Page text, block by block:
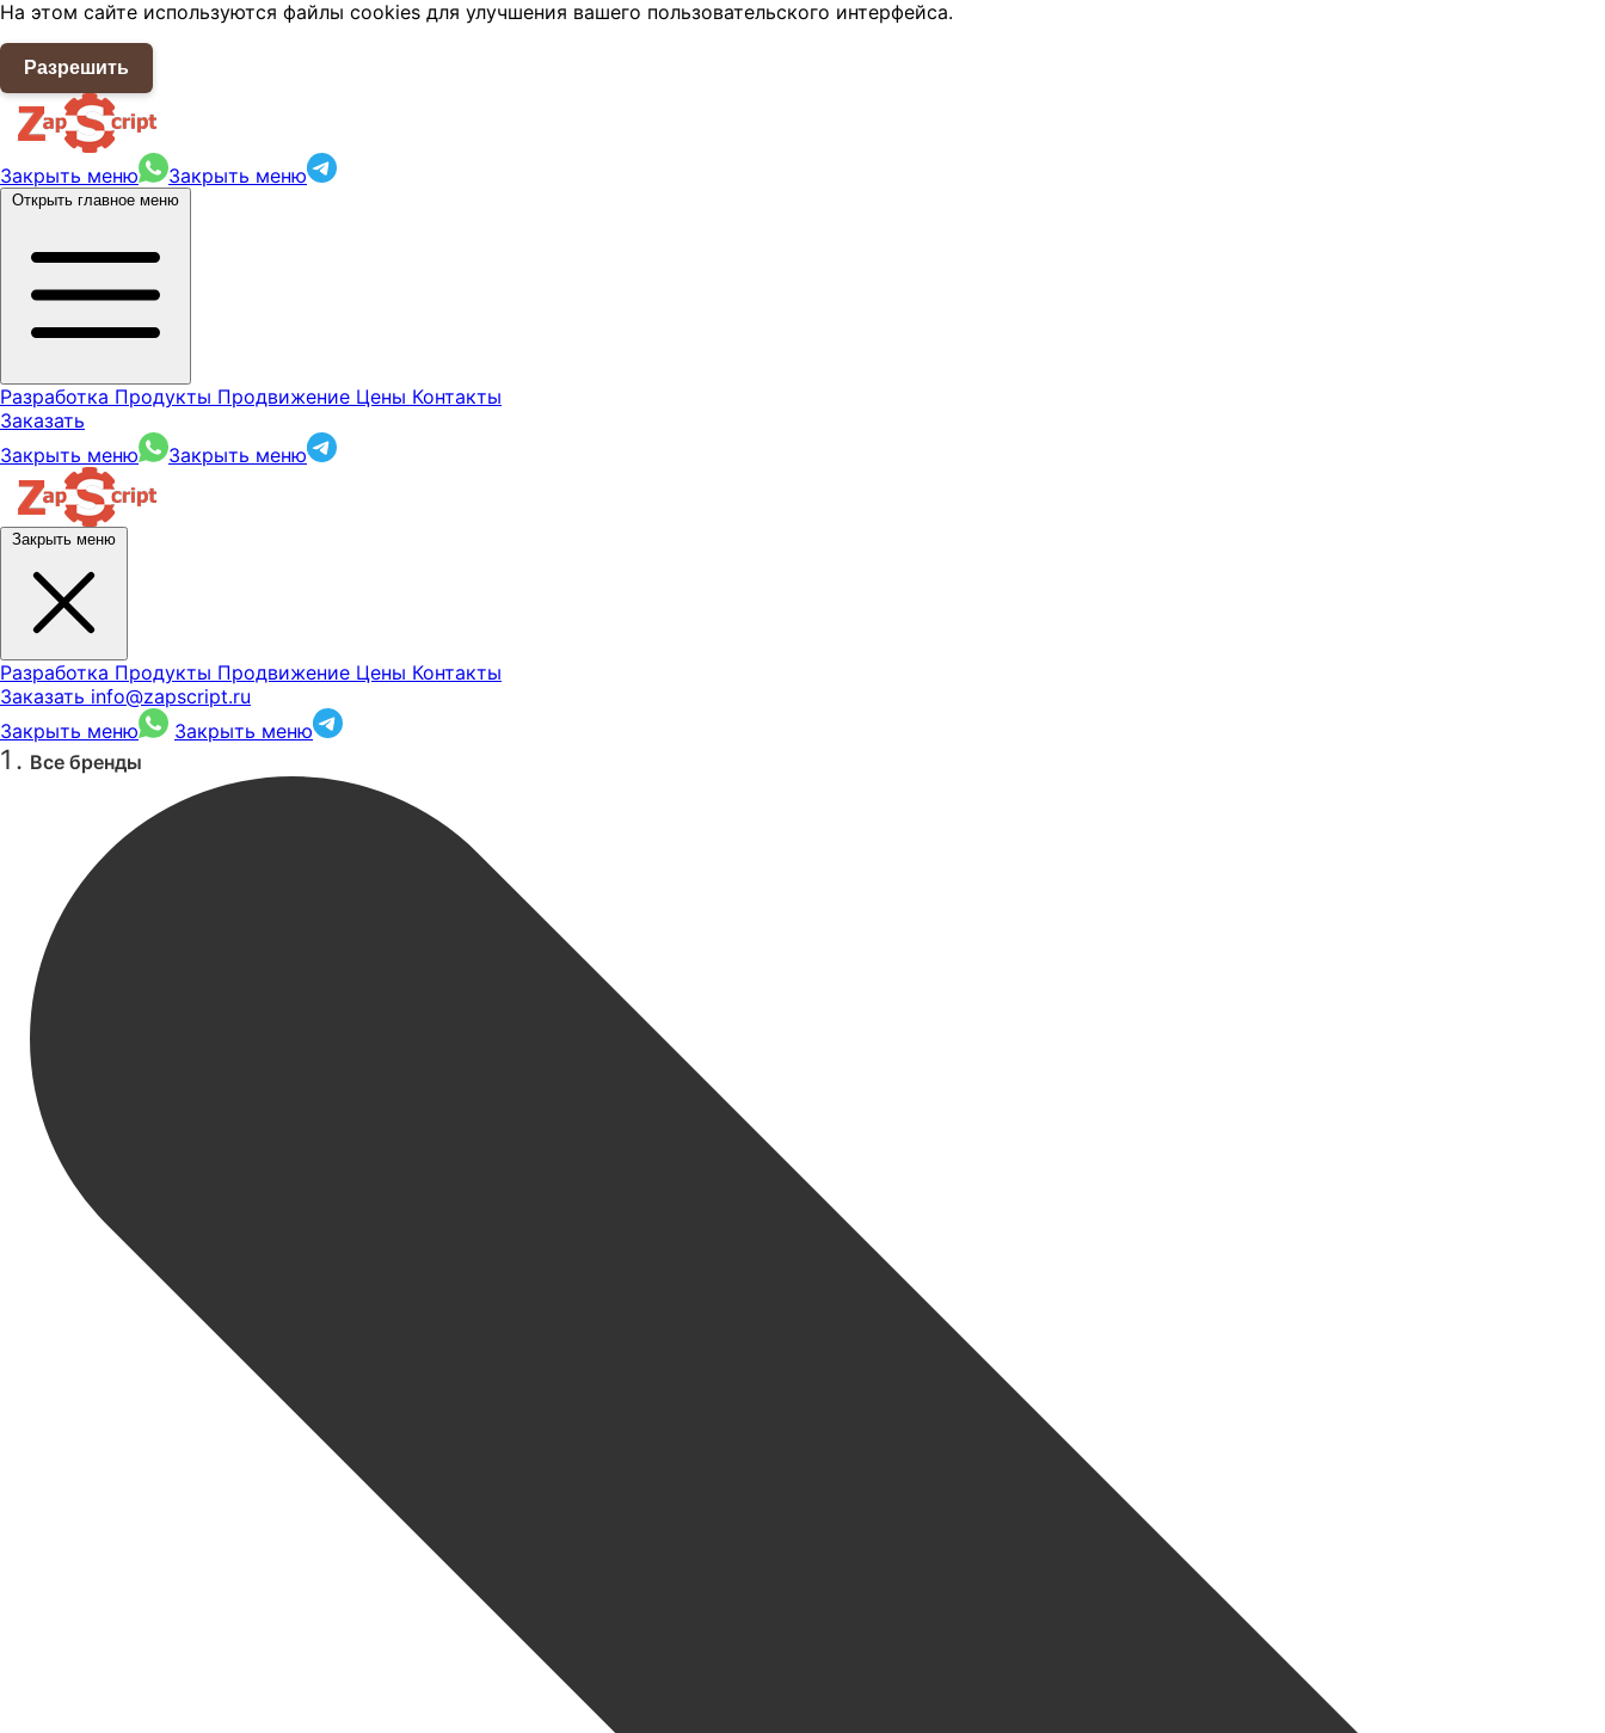
На этом сайте используются файлы cookies для улучшения вашего пользовательского интерфейса.
Разрешить
Закрыть меню Закрыть меню
Открыть главное меню
Разработка Продукты Продвижение Цены Контакты
Заказать
Закрыть меню
Закрыть меню
Закрыть меню
Разработка Продукты Продвижение Цены Контакты
Заказать info@zapscript.ru
Закрыть меню
Закрыть меню
Все бренды